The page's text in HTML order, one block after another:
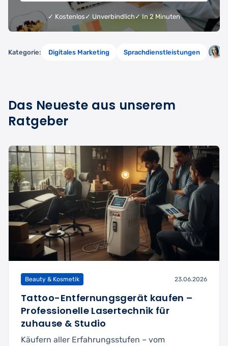
✓ Kostenlos ✓ Unverbindlich✓ In 2 Minuten
Kategorie: Digitales Marketing Sprachdienstleistungen
Das Neueste aus unserem
Ratgeber
Beauty & Kosmetik 23.06.2026
Tattoo-Entfernungsgerät kaufen –
Professionelle Lasertechnik für
zuhause & Studio
Käufern aller Erfahrungsstufen – vom